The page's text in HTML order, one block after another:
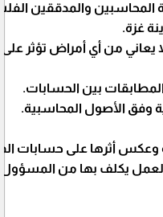
المحاسبين والمدققين
غزة.
يعاني من أي أمراض تؤثر
بين الحسابات.
وفق الأصول المحاسبية.
وعكس أثرها على حسابات
يكلف بها من المسؤول